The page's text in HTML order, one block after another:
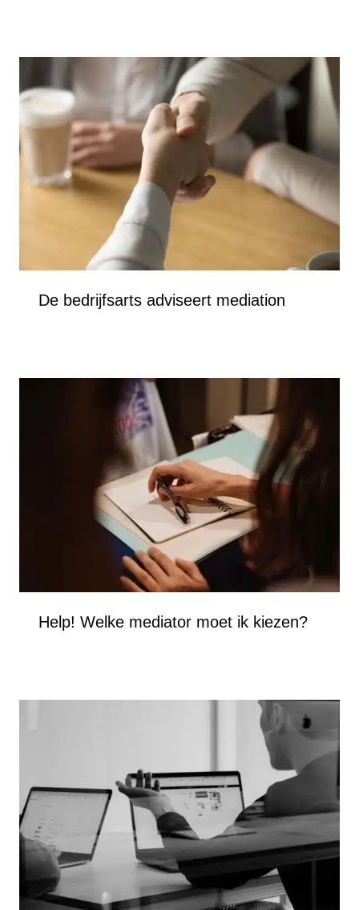
De bedrijfsarts adviseert mediation
Help! Welke mediator moet ik kiezen?